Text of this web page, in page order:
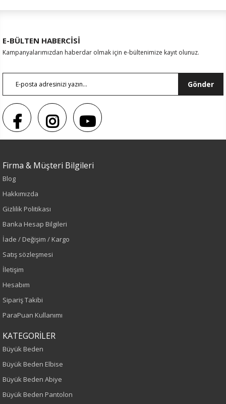
Sezon : YAZLIK
Siyah
İlkbahar-Yaz
Yaş Grubu
Yetişkin
Normal Bel
E-BÜLTEN HABERCİSİ
Kampanyalarımızdan haberdar olmak için e-bültenimize kayıt olunuz.
Gönder
Firma & Müşteri Bilgileri
Blog
Hakkımızda
Gizlilik Politikası
Banka Hesap Bilgileri
İade / Değişim / Kargo
Satış sözleşmesi
İletişim
Hesabım
Sipariş Takibi
ParaPuan Kullanımı
KATEGORİLER
Büyük Beden
Büyük Beden Elbise
Büyük Beden Abiye
Büyük Beden Pantolon